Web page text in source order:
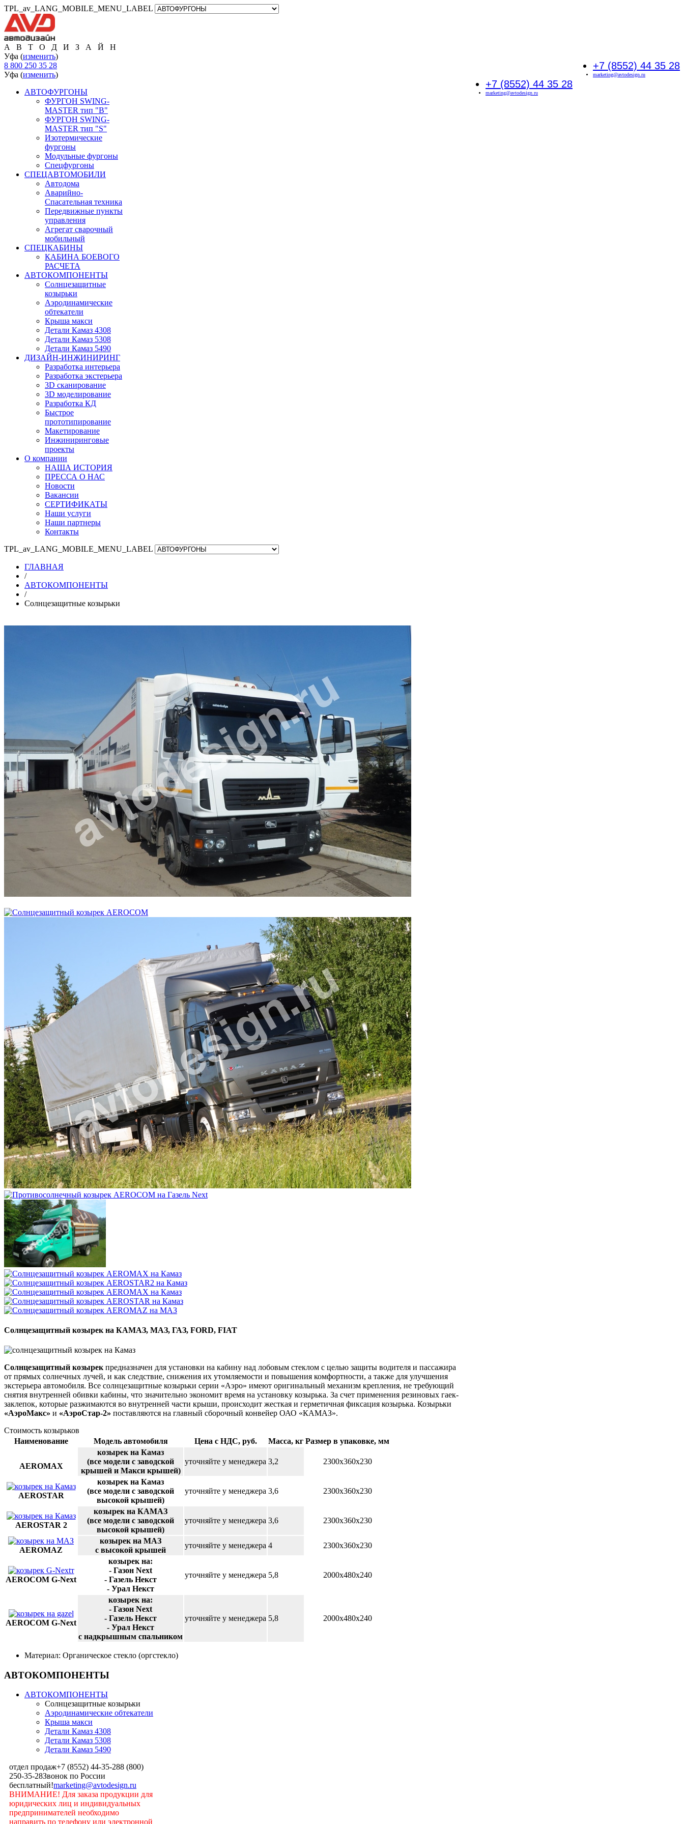
TPL_av_LANG_MOBILE_MENU_LABEL
А В Т О Д И З А Й Н
+7 (8552) 44 35 28
marketing@avtodesign.ru
Уфа (изменить)
8 800 250 35 28
+7 (8552) 44 35 28
marketing@avtodesign.ru
Уфа (изменить)
АВТОФУРГОНЫ
ФУРГОН SWING-
MASTER тип "B"
ФУРГОН SWING-
MASTER тип "S"
Изотермические
фургоны
Модульные фургоны
Спецфургоны
СПЕЦАВТОМОБИЛИ
Автодома
Аварийно-
Спасательная техника
Передвижные пункты
управления
Агрегат сварочный
мобильный
СПЕЦКАБИНЫ
КАБИНА БОЕВОГО
РАСЧЕТА
АВТОКОМПОНЕНТЫ
Солнцезащитные
козырьки
Аэродинамические
обтекатели
Крыша макси
Детали Камаз 4308
Детали Камаз 5308
Детали Камаз 5490
ДИЗАЙН-ИНЖИНИРИНГ
Разработка интерьера
Разработка экстерьера
3D сканирование
3D моделирование
Разработка КД
Быстрое
прототипирование
Макетирование
Инжиниринговые
проекты
О компании
НАША ИСТОРИЯ
ПРЕССА О НАС
Новости
Вакансии
СЕРТИФИКАТЫ
Наши услуги
Наши партнеры
Контакты
TPL_av_LANG_MOBILE_MENU_LABEL
ГЛАВНАЯ
/
АВТОКОМПОНЕНТЫ
/
Солнцезащитные козырьки
Солнцезащитный козырек на КАМАЗ, МАЗ, ГАЗ, FORD, FIAT
Солнцезащитный козырек предназначен для установки на кабину над лобовым стеклом с целью защиты водителя и пассажира
от прямых солнечных лучей, и как следствие, снижения их утомляемости и повышения комфортности, а также для улучшения
экстерьера автомобиля. Все солнцезащитные козырьки серии «Аэро» имеют оригинальный механизм крепления, не требующий
снятия внутренней обивки кабины, что значительно экономит время на установку козырька. За счет применения резиновых гаек-
заклепок, которые разжимаются во внутренней части крыши, происходит жесткая и герметичная фиксация козырька. Козырьки
«АэроМакс» и «АэроСтар-2» поставляются на главный сборочный конвейер ОАО «КАМАЗ».
Стоимость козырьков
Наименование
Модель автомобиля Цена с НДС, руб. Масса, кг Размер в упаковке, мм
AEROMAX
козырек на Камаз
(все модели с заводской
крышей и Макси крышей)
уточняйте у менеджера 3,2 2300х360х230
AEROSTAR
козырек на Камаз
(все модели с заводской
высокой крышей)
уточняйте у менеджера 3,6 2300х360х230
AEROSTAR 2
козырек на КАМАЗ
(все модели с заводской
высокой крышей)
уточняйте у менеджера 3,6 2300х360х230
AEROMAZ
козырек на МАЗ
с высокой крышей
уточняйте у менеджера 4 2300х360х230
AEROCOM G-Next
козырек на:
- Газон Next
- Газель Некст
- Урал Некст
уточняйте у менеджера 5,8 2000х480х240
AEROCOM G-Next
козырек на:
- Газон Next
- Газель Некст
- Урал Некст
с надкрышным спальником
уточняйте у менеджера 5,8 2000х480х240
Материал: Органическое стекло (оргстекло)
АВТОКОМПОНЕНТЫ
АВТОКОМПОНЕНТЫ
Солнцезащитные козырьки
Аэродинамические обтекатели
Крыша макси
Детали Камаз 4308
Детали Камаз 5308
Детали Камаз 5490
отдел продаж+7 (8552) 44-35-288 (800)
250-35-28Звонок по России
бесплатный!marketing@avtodesign.ru
ВНИМАНИЕ! Для заказа продукции для
юридических лиц и индивидуальных
предпринимателей необходимо
направить по телефону или электронной